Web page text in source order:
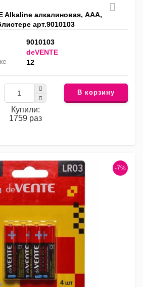
Alkaline алкалиновая, AAA,
арт.9010103
9010103
deVENTE
12
Купили:
1759 раз
В корзину
-7%